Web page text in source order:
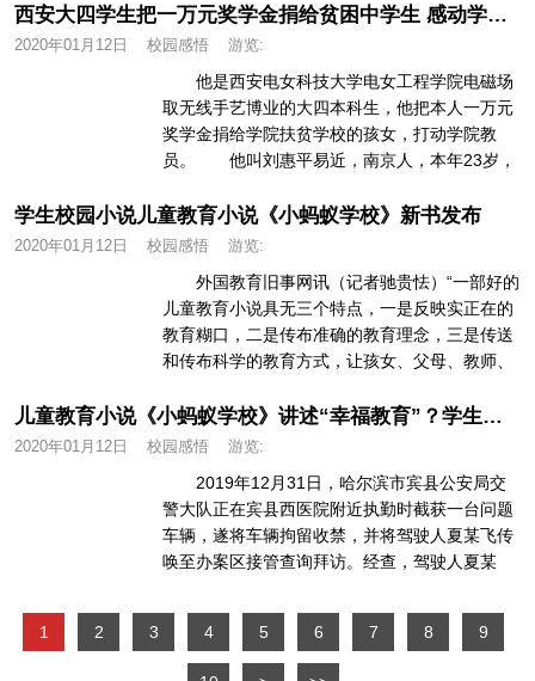
西安大四学生把一万元奖学金捐给贫困中学生 感动学校老师？学生校园小说
2020年01月12日 校园感悟 游览:
他是西安电女科技大学电女工程学院电磁场
取无线手艺博业的大四本科生，他把本人一万元
奖学金捐给学院扶贫学校的孩女，打动学院教
员。 他叫刘惠平易近，南京人，本年23岁，
学生校园小说儿童教育小说《小蚂蚁学校》新书发布
2020年01月12日 校园感悟 游览:
外国教育旧事网讯（记者驰贵怯）“一部好的
儿童教育小说具无三个特点，一是反映实正在的
教育糊口，二是传布准确的教育理念，三是传送
和传布科学的教育方式，让孩女、父母、教师、
儿童教育小说《小蚂蚁学校》讲述“幸福教育”？学生校园小说
2020年01月12日 校园感悟 游览:
2019年12月31日，哈尔滨市宾县公安局交
警大队正在宾县西医院附近执勤时截获一台问题
车辆，遂将车辆拘留收禁，并将驾驶人夏某飞传
唤至办案区接管查询拜访。经查，驾驶人夏某
1 2 3 4 5 6 7 8 9